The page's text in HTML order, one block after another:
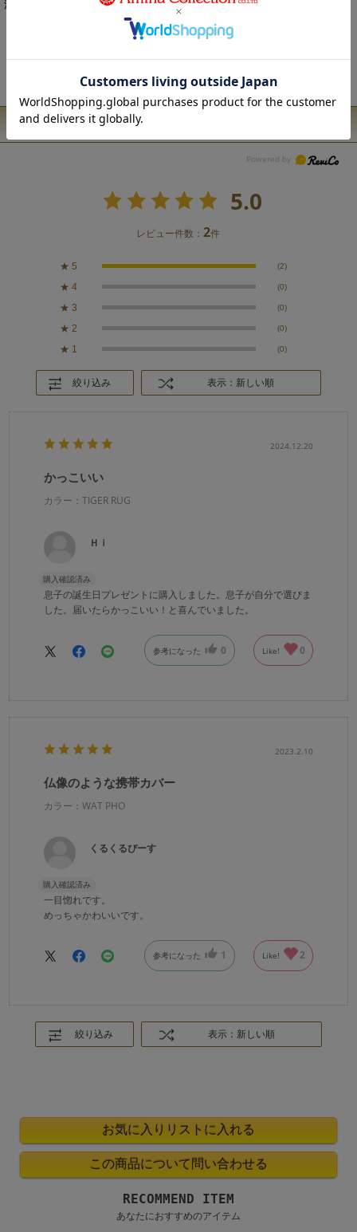
注意事項
こちらの商品は、職人による手作りとなります。 ◆生地の取り方により1点1
点柄の出方・配置、形や色に多少の誤差が生じる場合があります。 ◆オンラ
ている色に違いが生じる場合がございます
ユーザーレビュー
5.0
レビュー件数：2件
★ 5 (2)
★ 4 (0)
★ 3 (0)
★ 2 (0)
★ 1 (0)
絞り込み 表示：新しい順
2024.12.20
かっこいい
カラー：TIGER RUG
Ｈｉ
購入確認済み
息子の誕生日プレゼントに購入しました。息子が自分で選びま
した。届いたらかっこいい！と喜んでいました。
参考になった 0 Like! 0
2023.2.10
仏像のような携帯カバー
カラー：WAT PHO
くるくるぴーす
購入確認済み
一目惚れです。
めっちゃかわいいです。
参考になった 1 Like! 2
絞り込み 表示：新しい順
RECOMMEND ITEM
あなたにおすすめのアイテム